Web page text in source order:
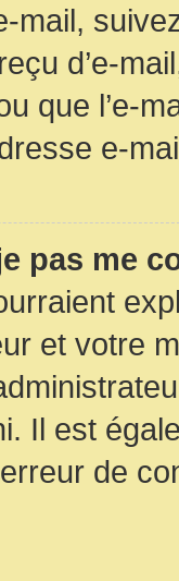
mail,
d’e-
que l’e-
e-
pas me
et votre
Il est
de